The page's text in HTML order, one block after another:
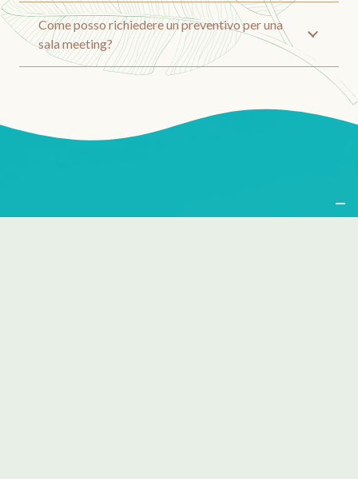
Come posso richiedere un preventivo per una
sala meeting?